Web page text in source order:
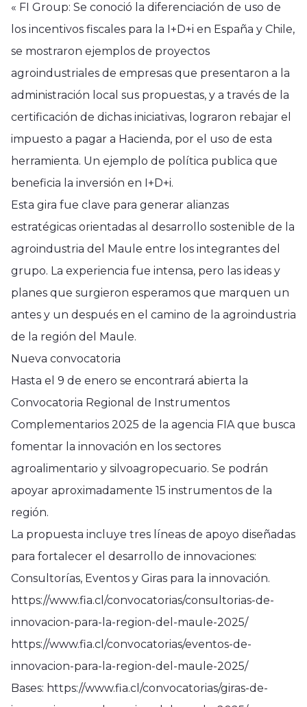
« FI Group: Se conoció la diferenciación de uso de
los incentivos fiscales para la I+D+i en España y Chile,
se mostraron ejemplos de proyectos
agroindustriales de empresas que presentaron a la
administración local sus propuestas, y a través de la
certificación de dichas iniciativas, lograron rebajar el
impuesto a pagar a Hacienda, por el uso de esta
herramienta. Un ejemplo de política publica que
beneficia la inversión en I+D+i.
Esta gira fue clave para generar alianzas
estratégicas orientadas al desarrollo sostenible de la
agroindustria del Maule entre los integrantes del
grupo. La experiencia fue intensa, pero las ideas y
planes que surgieron esperamos que marquen un
antes y un después en el camino de la agroindustria
de la región del Maule.
Nueva convocatoria
Hasta el 9 de enero se encontrará abierta la
Convocatoria Regional de Instrumentos
Complementarios 2025 de la agencia FIA que busca
fomentar la innovación en los sectores
agroalimentario y silvoagropecuario. Se podrán
apoyar aproximadamente 15 instrumentos de la
región.
La propuesta incluye tres líneas de apoyo diseñadas
para fortalecer el desarrollo de innovaciones:
Consultorías, Eventos y Giras para la innovación.
https://www.fia.cl/convocatorias/consultorias-de-
innovacion-para-la-region-del-maule-2025/
https://www.fia.cl/convocatorias/eventos-de-
innovacion-para-la-region-del-maule-2025/
Bases: https://www.fia.cl/convocatorias/giras-de-